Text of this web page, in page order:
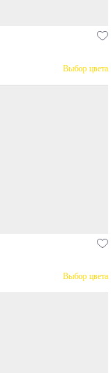
Выбор цвета
Выбор цвета